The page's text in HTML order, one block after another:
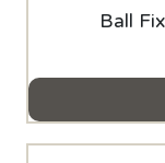
Ball